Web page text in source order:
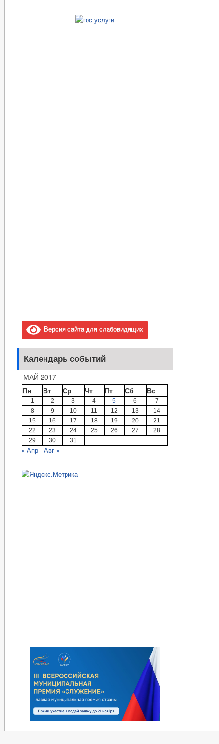
Версия сайта для слабовидящих
Календарь событий
МАЙ 2017
Пн
Вт Ср Чт Пт Сб Вс
1 2 3 4 5 6
7
8
9 10 11 12 13
14
15
16 17 18 19 20
21
22
23 24 25 26 27
28
29
30 31
« Апр Авг »